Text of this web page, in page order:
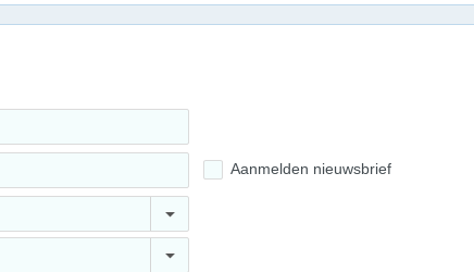
Aanmelden nieuwsbrief